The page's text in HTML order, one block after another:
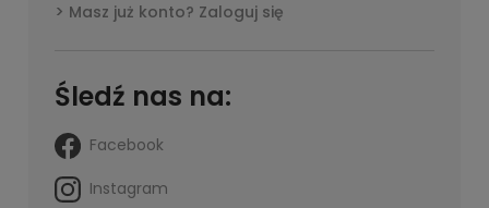
Masz już konto? Zaloguj się
Śledź nas na:
Facebook
Instagram